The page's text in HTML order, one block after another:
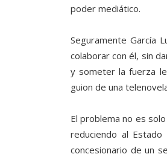
poder mediático.
Seguramente García
colaborar con él, sin
y someter la fuerza
guion de una
El problema no es
reduciendo al
concesionario de un